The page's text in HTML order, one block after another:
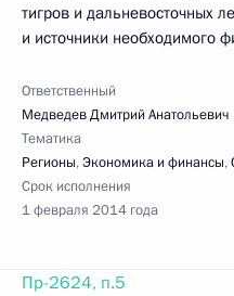
тигров и дальневосточных
и источники необходимого
Ответственный
Медведев Дмитрий Анатольевич
Тематика
Регионы,Экономика и финансы,
Срок исполнения
1 февраля 2014 года
Пр-2624, п.5